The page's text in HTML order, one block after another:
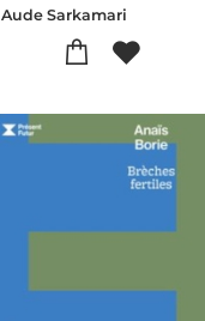
Aude Sarkamari